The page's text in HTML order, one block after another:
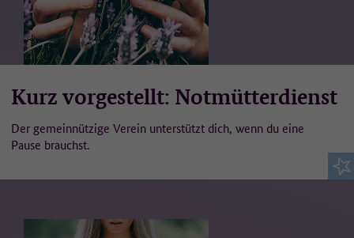
Kurz vorgestellt: Notmütterdienst
Der gemeinnützige Verein unterstützt dich, wenn du eine
Pause brauchst.